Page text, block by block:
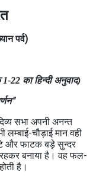
पर्व)
22 का हिन्दी अनुवाद)
सभा अपनी अनन्त
लम्बाई-चौड़ाई मान वही
और फाटक बड़े सुन्दर
बनाया है। वह फल-
है।